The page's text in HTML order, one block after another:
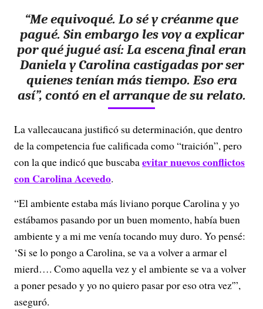
“Me equivoqué. Lo sé y créanme que
pagué. Sin embargo les voy a explicar
por qué jugué así: La escena final eran
Daniela y Carolina castigadas por ser
quienes tenían más tiempo. Eso era
así”, contó en el arranque de su relato.
La vallecaucana justificó su determinación, que dentro
de la competencia fue calificada como “traición”, pero
con la que indicó que buscabaevitar nuevos conflictos
con Carolina Acevedo.
“El ambiente estaba más liviano porque Carolina y yo
estábamos pasando por un buen momento, había buen
ambiente y a mi me venía tocando muy duro. Yo pensé:
‘Si se lo pongo a Carolina, se va a volver a armar el
mierd…. Como aquella vez y el ambiente se va a volver
a poner pesado y yo no quiero pasar por eso otra vez'”,
aseguró.